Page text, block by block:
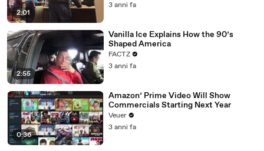
2:01
3 anni fa
2:55
Vanilla Ice Explains How the 90’s
Shaped America
FACTZ
3 anni fa
0:36
Amazon’ Prime Video Will Show
Commercials Starting Next Year
Veuer
3 anni fa